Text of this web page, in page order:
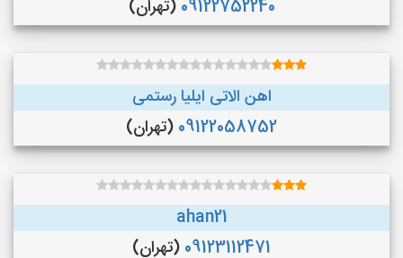
09122752240 (تهران)
اهن الاتی ایلیا رستمی
09122058752 (تهران)
ahan21
09123112471 (تهران)